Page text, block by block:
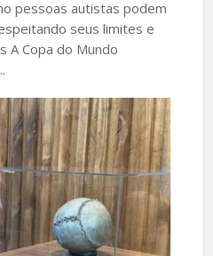
pessoas autistas podem
seus limites e
A Copa do Mundo